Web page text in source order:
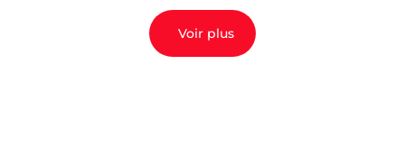
Voir plus